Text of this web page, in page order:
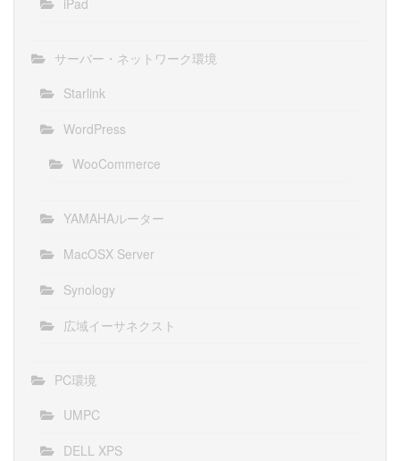
サーバー・ネットワーク環境
Starlink
WordPress
WooCommerce
YAMAHAルーター
MacOSX Server
Synology
広域イーサネクスト
PC環境
UMPC
DELL XPS